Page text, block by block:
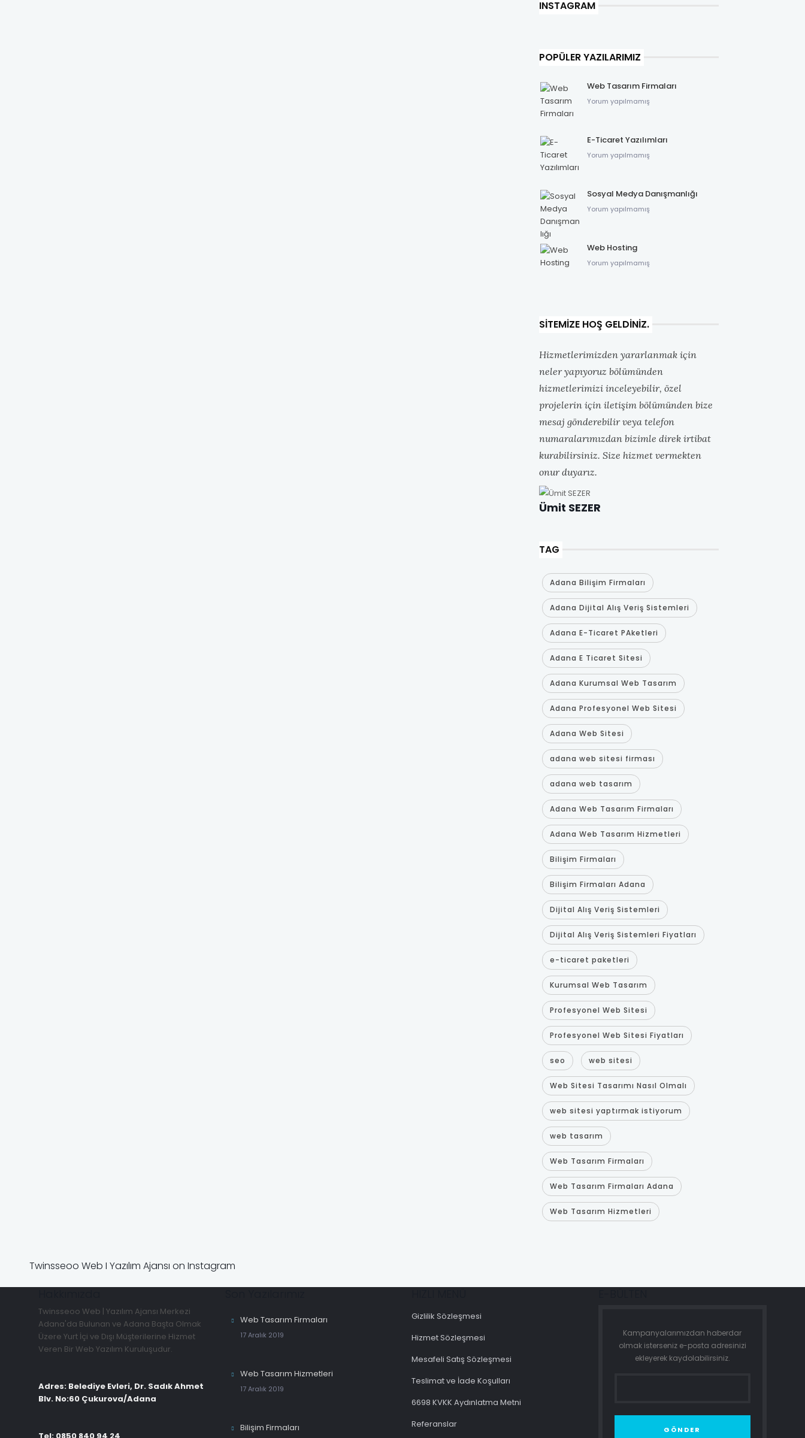
INSTAGRAM
POPÜLER YAZILARIMIZ
Web Tasarım Firmaları
Yorum yapılmamış
E-Ticaret Yazılımları
Yorum yapılmamış
Sosyal Medya Danışmanlığı
Yorum yapılmamış
Web Hosting
Yorum yapılmamış
SITEMIZE HOŞ GELDINIZ.
Hizmetlerimizden yararlanmak için
neler yapıyoruz bölümünden
hizmetlerimizi inceleyebilir, özel
projelerin için iletişim bölümünden bize
mesaj gönderebilir veya telefon
numaralarımızdan bizimle direk irtibat
kurabilirsiniz. Size hizmet vermekten
onur duyarız.
Ümit SEZER
TAG
Adana Bilişim Firmaları
Adana Dijital Alış Veriş Sistemleri
Adana E-Ticaret PAketleri
Adana E Ticaret Sitesi
Adana Kurumsal Web Tasarım
Adana Profesyonel Web Sitesi
Adana Web Sitesi
adana web sitesi firması
adana web tasarım
Adana Web Tasarım Firmaları
Adana Web Tasarım Hizmetleri
Bilişim Firmaları
Bilişim Firmaları Adana
Dijital Alış Veriş Sistemleri
Dijital Alış Veriş Sistemleri Fiyatları
e-ticaret paketleri
Kurumsal Web Tasarım
Profesyonel Web Sitesi
Profesyonel Web Sitesi Fiyatları
seo web sitesi
Web Sitesi Tasarımı Nasıl Olmalı
web sitesi yaptırmak istiyorum
web tasarım
Web Tasarım Firmaları
Web Tasarım Firmaları Adana
Web Tasarım Hizmetleri
Twinsseoo Web I Yazılım Ajansı on Instagram
Twinsseoo Web | Yazılım Ajansı Merkezi
Adana'da Bulunan ve Adana Başta Olmak
Üzere Yurt İçi ve Dışı Müşterilerine Hizmet
Veren Bir Web Yazılım Kuruluşudur.
Adres: Belediye Evleri, Dr. Sadık Ahmet
Blv. No:60 Çukurova/Adana
Web Tasarım Firmaları
17 Aralık 2019
Web Tasarım Hizmetleri
17 Aralık 2019
Bilişim Firmaları
Gizlilik Sözleşmesi
Hizmet Sözleşmesi
Mesafeli Satış Sözleşmesi
Teslimat ve İade Koşulları
6698 KVKK Aydınlatma Metni
Referanslar
Kampanyalarımızdan haberdar
olmak isterseniz e-posta adresinizi
ekleyerek kaydolabilirsiniz.
GÖNDER